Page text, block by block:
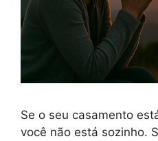
Se o seu casamento
você não está sozinho.